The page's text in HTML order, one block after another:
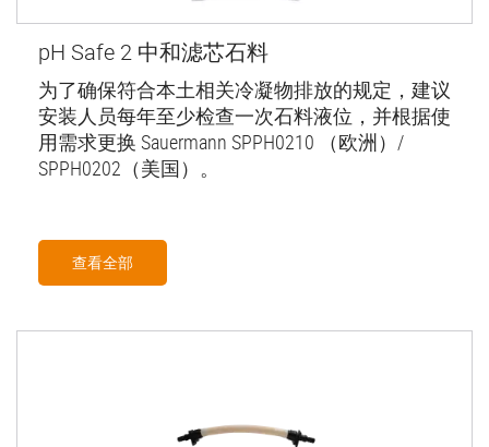
pH Safe 2 中和滤芯石料
为了确保符合本土相关冷凝物排放的规定，建议
安装人员每年至少检查一次石料液位，并根据使
用需求更换 Sauermann SPPH0210 （欧洲）/
SPPH0202（美国）。
查看全部